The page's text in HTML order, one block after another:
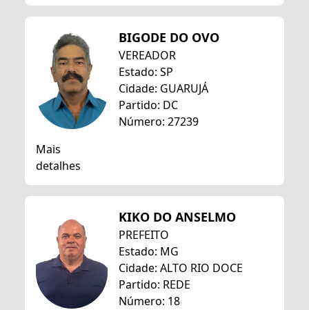
BIGODE DO OVO
VEREADOR
Estado: SP
Cidade: GUARUJÁ
Partido: DC
Número: 27239
Mais
detalhes
KIKO DO ANSELMO
PREFEITO
Estado: MG
Cidade: ALTO RIO DOCE
Partido: REDE
Número: 18